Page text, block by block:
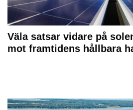
Väla satsar vidare på
mot framtidens hållbara